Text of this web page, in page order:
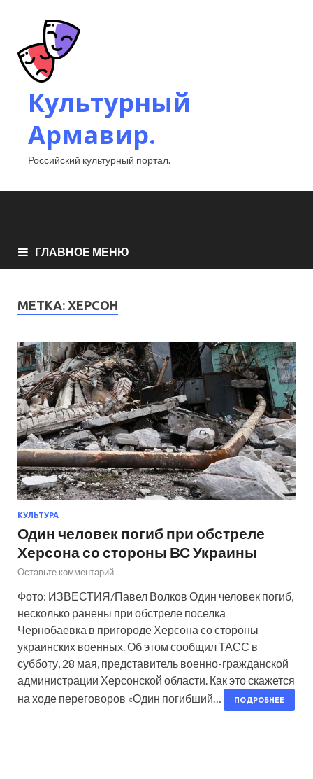
Культурный
Армавир.
Российский культурный портал.
ГЛАВНОЕ МЕНЮ
МЕТКА: ХЕРСОН
КУЛЬТУРА
Один человек погиб при обстреле
Херсона со стороны ВС Украины
Оставьте комментарий
Фото: ИЗВЕСТИЯ/Павел Волков Один человек погиб,
несколько ранены при обстреле поселка
Чернобаевка в пригороде Херсона со стороны
украинских военных. Об этом сообщил ТАСС в
субботу, 28 мая, представитель военно-гражданской
администрации Херсонской области. Как это скажется
на ходе переговоров «Один погибший…
ПОДРОБНЕЕ